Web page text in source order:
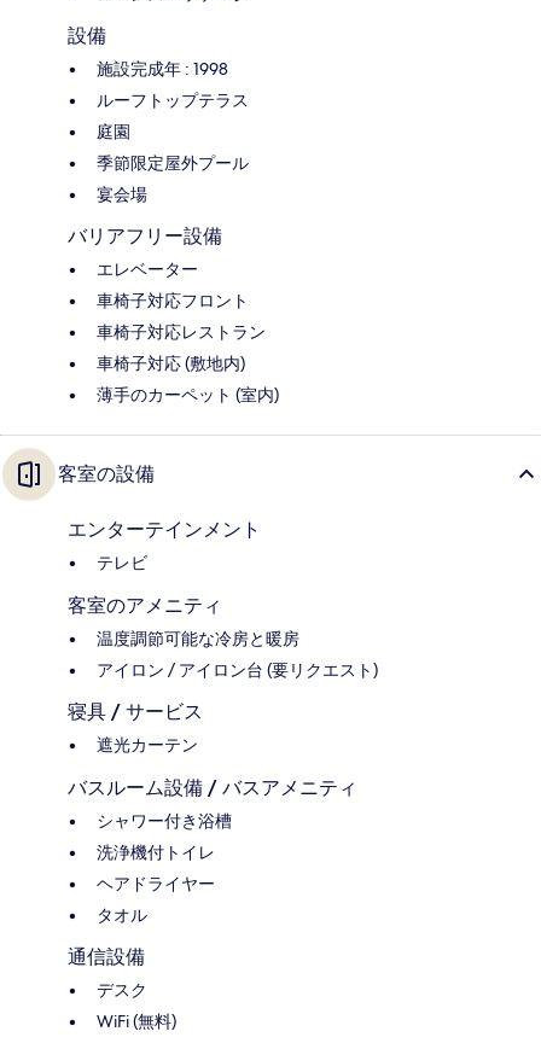
設備
施設完成年 : 1998
ルーフトップテラス
庭園
季節限定屋外プール
宴会場
バリアフリー設備
エレベーター
車椅子対応フロント
車椅子対応レストラン
車椅子対応 (敷地内)
薄手のカーペット (室内)
客室の設備
エンターテインメント
テレビ
客室のアメニティ
温度調節可能な冷房と暖房
アイロン / アイロン台 (要リクエスト)
寝具 / サービス
遮光カーテン
バスルーム設備 / バスアメニティ
シャワー付き浴槽
洗浄機付トイレ
ヘアドライヤー
タオル
通信設備
デスク
WiFi (無料)